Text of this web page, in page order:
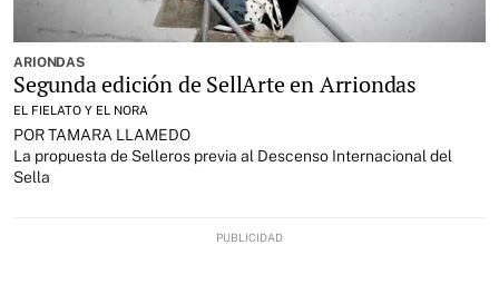
ARIONDAS
Segunda edición de SellArte en Arriondas
EL FIELATO Y EL NORA
POR TAMARA LLAMEDO
La propuesta de Selleros previa al Descenso Internacional del
Sella